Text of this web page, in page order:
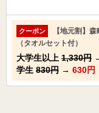
クーポン
【地元割】
（タオルセット付）
大学生以上 1,330円
学生 830円 → 630円